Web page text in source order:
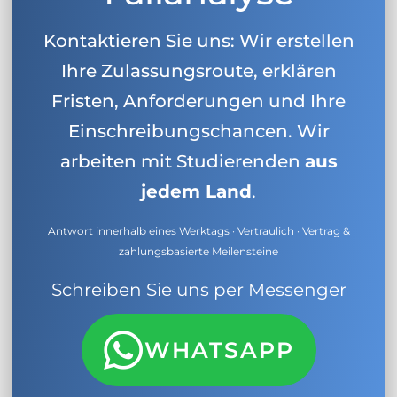
Kontaktieren Sie uns: Wir erstellen
Ihre Zulassungsroute, erklären
Fristen, Anforderungen und Ihre
Einschreibungschancen. Wir
arbeiten mit Studierenden aus
jedem Land.
Antwort innerhalb eines Werktags · Vertraulich · Vertrag &
zahlungsbasierte Meilensteine
Schreiben Sie uns per Messenger
WHATSAPP